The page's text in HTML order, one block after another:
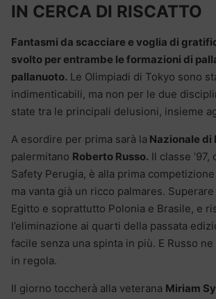
IN CERCA DI RISCATTO
Fantasmi da scacciare e voglia di
svolto per entrambe le formazioni di
pallanuoto. Le Olimpiadi di Tokyo sono
indimenticabili, ma non per le due
state tra le principali delusioni, insieme
A esordire per prima sarà la Nazionale di
palermitano Roberto Russo. Il classe
Safety Perugia, è alla prima
ma vanta già un ricco palmares.
Egitto e soprattutto Polonia e Brasile, e
l’eliminazione ai quarti della passata
facile senza una spinta in più. E Russo
in regola.
Il giorno toccherà alla veterana Miriam